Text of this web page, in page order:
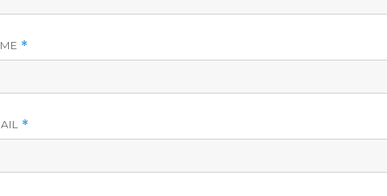
*
*